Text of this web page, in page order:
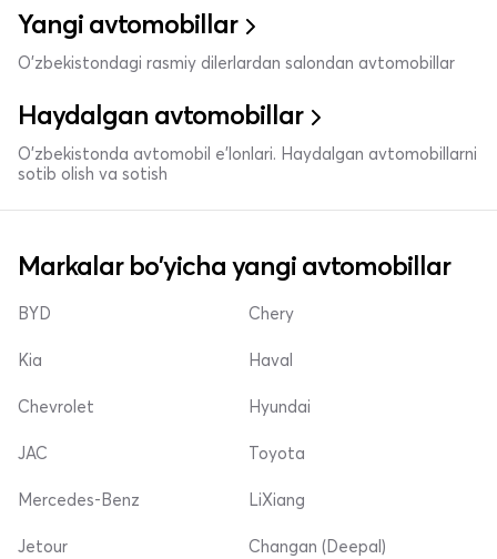
Yangi avtomobillar
O'zbekistondagi rasmiy dilerlardan salondan avtomobillar
Haydalgan avtomobillar
O'zbekistonda avtomobil e’lonlari. Haydalgan avtomobillarni
sotib olish va sotish
Markalar bo'yicha yangi avtomobillar
BYD
Kia
Chevrolet
Chery
Haval
Hyundai
JAC
Mercedes-Benz
Jetour
Toyota
LiXiang
Changan (Deepal)